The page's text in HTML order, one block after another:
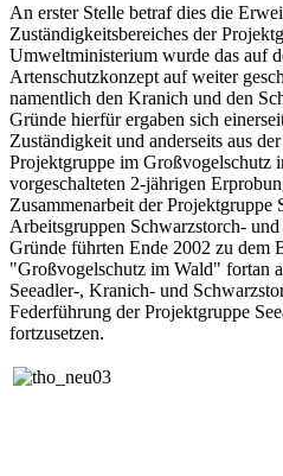
An erster Stelle betraf dies die
Zuständigkeitsbereiches der
Umweltministerium wurde das auf
Artenschutzkonzept auf weiter
namentlich den Kranich und den
Gründe hierfür ergaben sich
Zuständigkeit und anderseits aus
Projektgruppe im Großvogelschutz
vorgeschalteten 2-jährigen
Zusammenarbeit der Projektgruppe
Arbeitsgruppen Schwarzstorch-
Gründe führten Ende 2002 zu dem
"Großvogelschutz im Wald" fortan
Seeadler-, Kranich- und
Federführung der Projektgruppe
fortzusetzen.